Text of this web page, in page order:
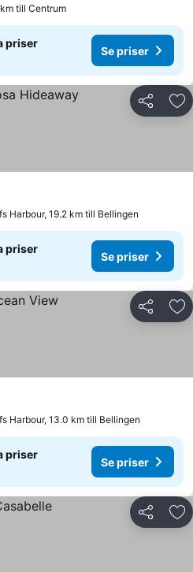
till Centrum
priser
Se priser
Dela
Harbour, 19.2 km till Bellingen
priser
Se priser
Dela
Harbour, 13.0 km till Bellingen
priser
Se priser
Dela